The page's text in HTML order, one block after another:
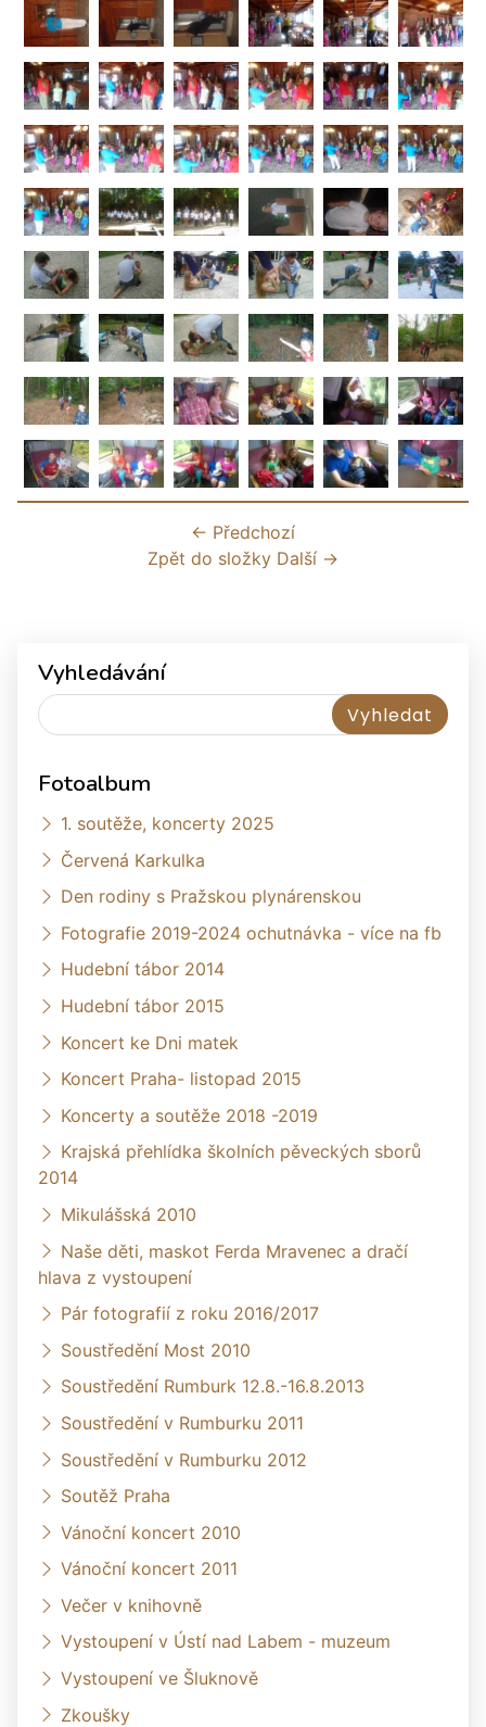
← Předchozí
Zpět do složky Další →
Vyhledávání
Fotoalbum
1. soutěže, koncerty 2025
Červená Karkulka
Den rodiny s Pražskou plynárenskou
Fotografie 2019-2024 ochutnávka - více na fb
Hudební tábor 2014
Hudební tábor 2015
Koncert ke Dni matek
Koncert Praha- listopad 2015
Koncerty a soutěže 2018 -2019
Krajská přehlídka školních pěveckých sborů
2014
Mikulášská 2010
Naše děti, maskot Ferda Mravenec a dračí
hlava z vystoupení
Pár fotografií z roku 2016/2017
Soustředění Most 2010
Soustředění Rumburk 12.8.-16.8.2013
Soustředění v Rumburku 2011
Soustředění v Rumburku 2012
Soutěž Praha
Vánoční koncert 2010
Vánoční koncert 2011
Večer v knihovně
Vystoupení v Ústí nad Labem - muzeum
Vystoupení ve Šluknově
Zkoušky